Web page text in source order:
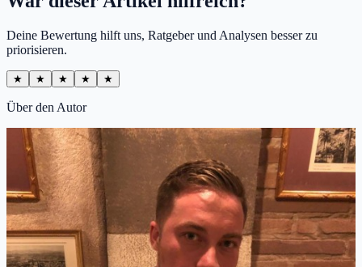
Deine Bewertung hilft uns, Ratgeber und Analysen besser zu
priorisieren.
★ ★ ★ ★ ★
Über den Autor